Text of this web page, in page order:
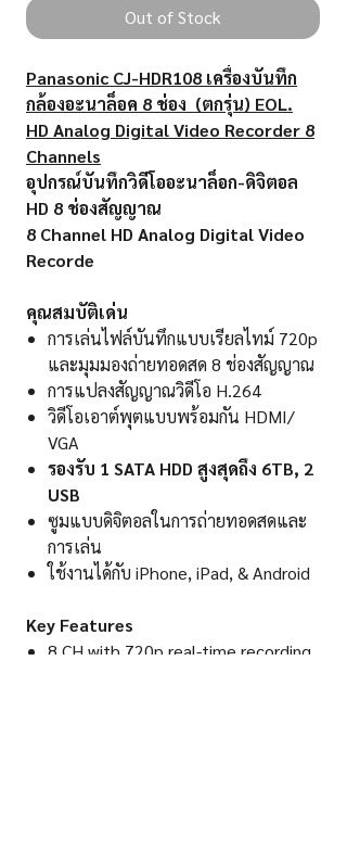
Out of Stock
Panasonic CJ-HDR108 เครื่องบันทึก
กล้องอะนาล็อค 8 ช่อง (ตกรุ่น) EOL.
HD Analog Digital Video Recorder 8
Channels
อุปกรณ์บันทึกวิดีโออะนาล็อก-ดิจิตอล
HD 8 ช่องสัญญาณ
8 Channel HD Analog Digital Video
Recorde
คุณสมบัติเด่น
การเล่นไฟล์บันทึกแบบเรียลไทม์ 720p
และมุมมองถ่ายทอดสด 8 ช่องสัญญาณ
การแปลงสัญญาณวิดีโอ H.264
วิดีโอเอาต์พุตแบบพร้อมกัน HDMI/
VGA
รองรับ 1 SATA HDD สูงสุดถึง 6TB, 2
USB
ซูมแบบดิจิตอลในการถ่ายทอดสดและ
การเล่น
ใช้งานได้กับ iPhone, iPad, & Android
Key Features
8 CH with 720p real-time recording